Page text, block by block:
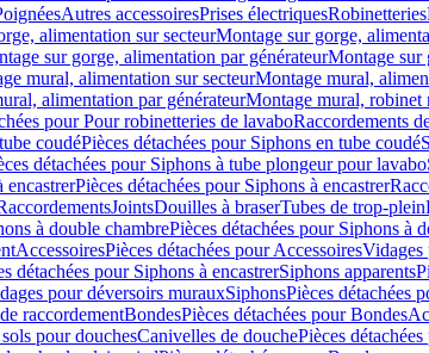
Autres accessoiresPrises électriquesRobinetteries
alimentation sur secteurMontage sur gorge,
sur gorge, alimentation par générateurMontage sur
mural, alimentation sur secteurMontage mural,
alimentation par générateurMontage mural, robinet
pour Pour robinetteries de lavaboRaccordements
coudéPièces détachées pour Siphons en tube coudé
détachées pour Siphons à tube plongeur pour lavabo
encastrerPièces détachées pour Siphons à encastrer
JointsDouilles à braserTubes de trop-plein
à double chambrePièces détachées pour Siphons à
AccessoiresPièces détachées pour AccessoiresVidages
détachées pour Siphons à encastrerSiphons apparents
pour déversoirs murauxSiphonsPièces détachées
raccordementBondesPièces détachées pour Bondes
pour douchesCanivelles de douchePièces